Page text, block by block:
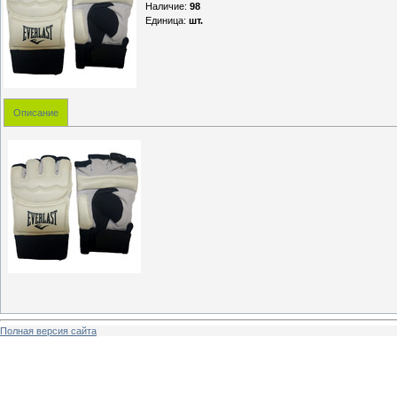
Наличие: 98
Единица: шт.
Описание
Полная версия сайта